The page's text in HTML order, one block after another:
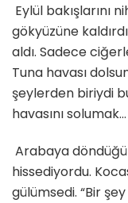
Eylül bakışlarını
gökyüzüne
aldı. Sadece
Tuna havası
şeylerden biriydi
havasını solumak…
Arabaya
hissediyordu.
gülümsedi. “Bir